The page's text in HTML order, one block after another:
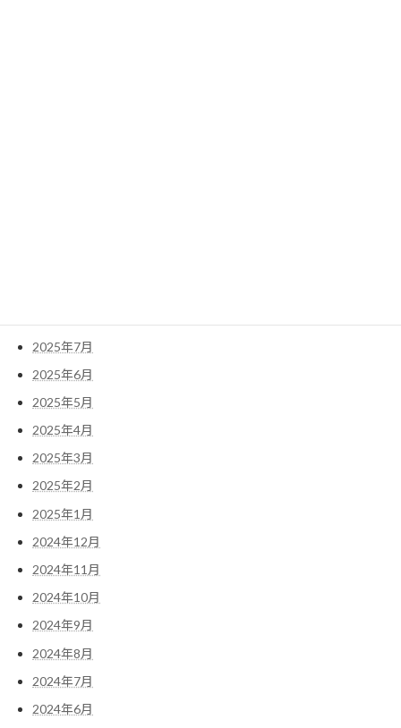
2025年7月
2025年6月
2025年5月
2025年4月
2025年3月
2025年2月
2025年1月
2024年12月
2024年11月
2024年10月
2024年9月
2024年8月
2024年7月
2024年6月